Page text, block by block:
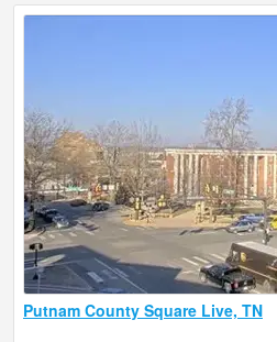
Putnam County Square Live, TN